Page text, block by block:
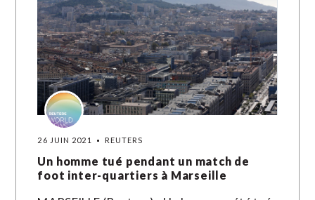
26 JUIN 2021 REUTERS
Un homme tué pendant un match de
foot inter-quartiers à Marseille